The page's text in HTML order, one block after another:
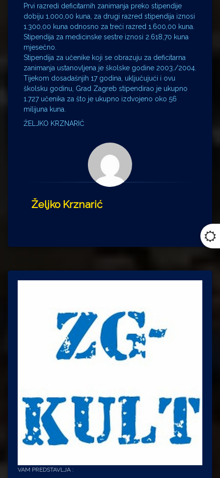
Prvi razredi deficitarnih zanimanja preko stipendije
dobiju 1.000,00 kuna, za drugi razred stipendija iznosi
1.300,00 kuna odnosno za treći razred 1.600,00 kuna.
Stipendija za medicinske sestre iznosi 2.618,70 kuna
mjesečno.
Stipendija za učenike koji se obrazuju za deficitarna
zanimanja ustanovljena je školske godine 2003./2004.
Tijekom dosadašnjih 17 godina, uključujući i ovu
školsku godinu, Grad Zagreb stipendirao je ukupno
1.727 učenika za što je ukupno izdvojeno oko 56
milijuna kuna.
ŽELJKO KRZNARIĆ
Željko Krznarić
VAM PREDSTAVLJA :